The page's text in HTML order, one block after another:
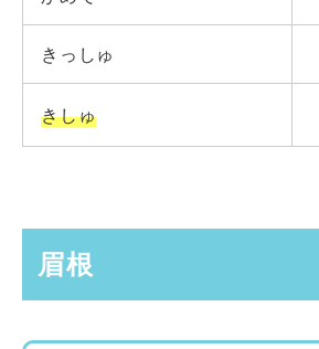
きっしゅ
きしゅ
眉根